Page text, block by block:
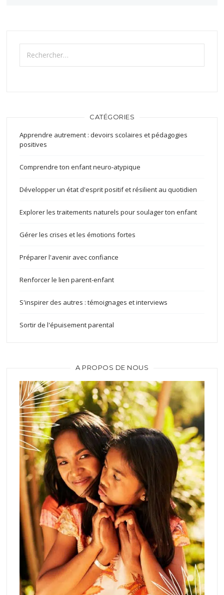
Rechercher :
CATÉGORIES
Apprendre autrement : devoirs scolaires et pédagogies
positives
Comprendre ton enfant neuro-atypique
Développer un état d'esprit positif et résilient au quotidien
Explorer les traitements naturels pour soulager ton enfant
Gérer les crises et les émotions fortes
Préparer l'avenir avec confiance
Renforcer le lien parent-enfant
S'inspirer des autres : témoignages et interviews
Sortir de l'épuisement parental
A PROPOS DE NOUS